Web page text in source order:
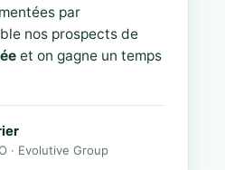
par
nos prospects de
et on gagne un temps
· Evolutive Group